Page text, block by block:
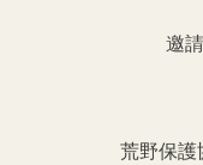
邀
荒野保護